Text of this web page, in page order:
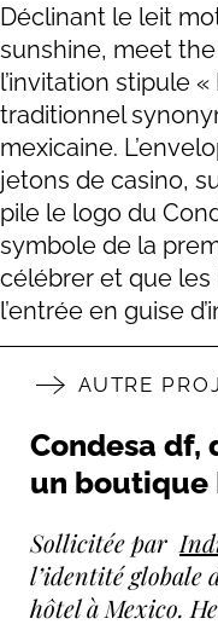
Déclinant le leit
sunshine, meet
l’invitation stipule
traditionnel
mexicaine.
jetons de casino,
pile le logo du
symbole de la
célébrer et que
l’entrée en guise
AUTRE
Condesa df,
un boutique
Sollicitée par
l’identité globale
hôtel à Mexico.